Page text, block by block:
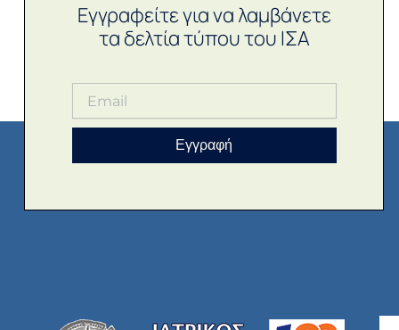
Εγγραφείτε για να λαμβάνετε
τα δελτία τύπου του ΙΣΑ
Εγγραφή